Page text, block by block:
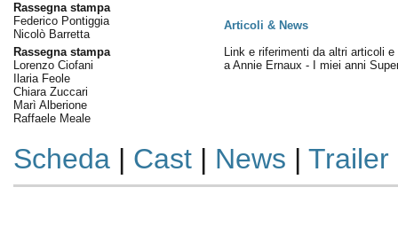
Rassegna stampa
Federico Pontiggia
Nicolò Barretta
Rassegna stampa
Lorenzo Ciofani
Ilaria Feole
Chiara Zuccari
Marì Alberione
Raffaele Meale
Articoli & News
Link e riferimenti da altri articoli e
a Annie Ernaux - I miei anni
Scheda| Cast| News | Trailer